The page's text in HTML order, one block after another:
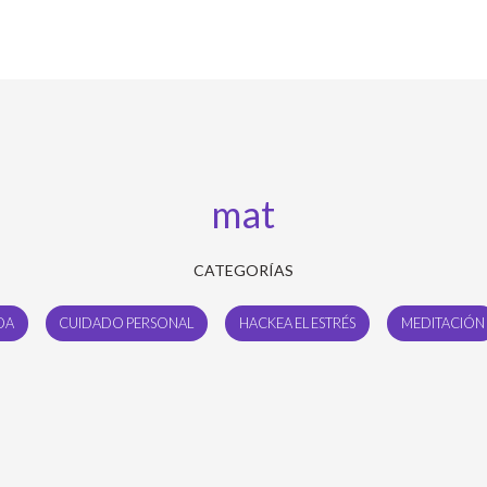
mat
CATEGORÍAS
CUIDADO PERSONAL HACKEA EL ESTRÉS MEDITACIÓN